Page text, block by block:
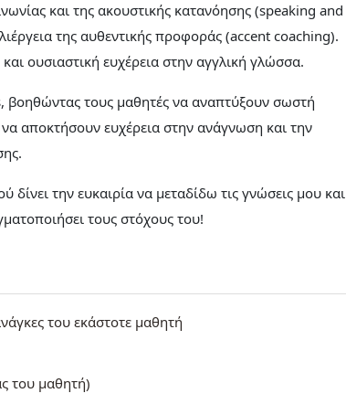
και της ακουστικής κατανόησης (speaking and
της αυθεντικής προφοράς (accent coaching).
ουσιαστική ευχέρεια στην αγγλική γλώσσα.
βοηθώντας τους μαθητές να αναπτύξουν σωστή
αποκτήσουν ευχέρεια στην ανάγνωση και την
την ευκαιρία να μεταδίδω τις γνώσεις μου και
τους στόχους του!
του εκάστοτε μαθητή
του μαθητή)